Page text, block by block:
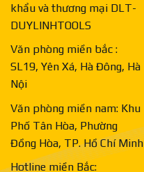
khẩu và thương mại DLT-
DUYLINHTOOLS
Văn phòng miền bắc :
SL19, Yên Xá, Hà Đông, Hà
Nội
Văn phòng miền nam: Khu
Phố Tân Hòa, Phường
Đồng Hòa, TP. Hồ Chí Minh
Hotline miền Bắc: